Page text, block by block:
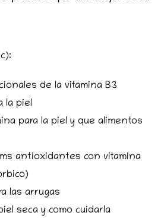
de la vitamina B3
la piel
para la piel y que alimentos
antioxidantes con vitamina
las arrugas
seca y como cuidarla